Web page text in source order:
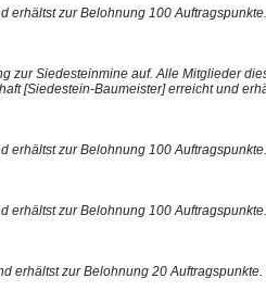
erhältst zur Belohnung 100
zur Siedesteinmine auf. Alle Mitglieder
[Siedestein-Baumeister] erreicht und
zur Belohnung 100
erhältst zur Belohnung 100
erhältst zur Belohnung 20